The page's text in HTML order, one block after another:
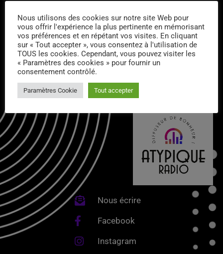
CONTACTS :
Nous écrire
Facebook
Instagram
Nous utilisons des cookies sur notre site Web pour
vous offrir l'expérience la plus pertinente en mémorisant
vos préférences et en répétant vos visites. En cliquant
sur « Tout accepter », vous consentez à l'utilisation de
TOUS les cookies. Cependant, vous pouvez visiter les
« Paramètres des cookies » pour fournir un
consentement contrôlé.
Paramètres Cookie Tout accepter